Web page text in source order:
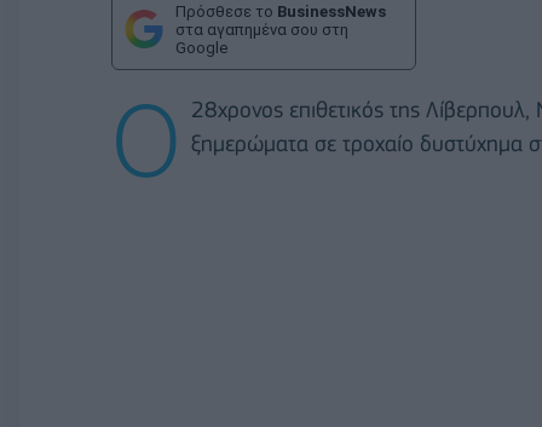
Πρόσθεσε το BusinessNews
στα αγαπημένα σου στη
Google
Ο
28χρονος επιθετικός της
ξημερώματα σε τροχαίο δυστύχημα